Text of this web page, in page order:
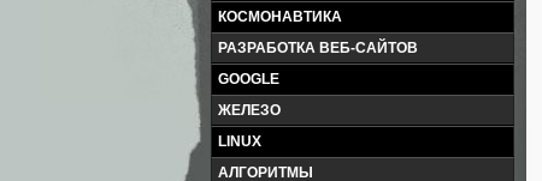
КОСМОНАВТИКА
РАЗРАБОТКА ВЕБ-САЙТОВ
GOOGLE
ЖЕЛЕЗО
LINUX
АЛГОРИТМЫ